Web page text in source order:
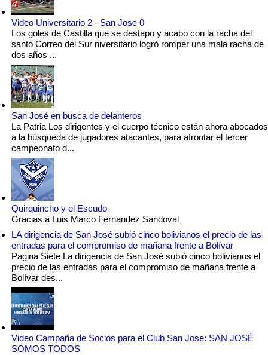
Video Universitario 2 - San Jose 0
Los goles de Castilla que se destapo y acabo con la racha del
santo Correo del Sur niversitario logró romper una mala racha de
dos años ...
San José en busca de delanteros
La Patria Los dirigentes y el cuerpo técnico están ahora abocados
a la búsqueda de jugadores atacantes, para afrontar el tercer
campeonato d...
Quirquincho y el Escudo
Gracias a Luis Marco Fernandez Sandoval
LA dirigencia de San José subió cinco bolivianos el precio de las
entradas para el compromiso de mañana frente a Bolívar
Pagina Siete La dirigencia de San José subió cinco bolivianos el
precio de las entradas para el compromiso de mañana frente a
Bolívar des...
Video Campaña de Socios para el Club San Jose: SAN JOSÉ
SOMOS TODOS